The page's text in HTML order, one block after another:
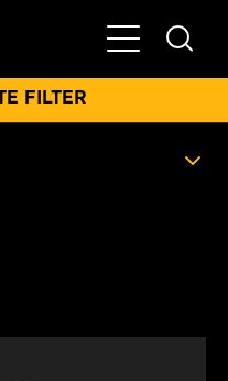
Glavni meni
FILTER